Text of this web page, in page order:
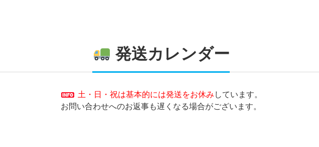
発送カレンダー
土・日・祝は基本的には発送をお休み しています。
お問い合わせへのお返事も遅くなる場合がございます。